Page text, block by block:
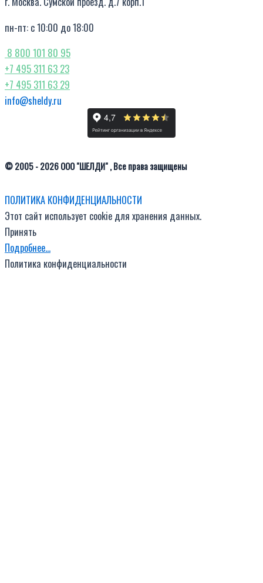
пн-пт: с 10:00 до 18:00
8 800 101 80 95
+7 495 311 63 23
+7 495 311 63 29
info@sheldy.ru
© 2005 - 2026 ООО "ШЕЛДИ" , Все права защищены
ПОЛИТИКА КОНФИДЕНЦИАЛЬНОСТИ
Этот сайт использует cookie для хранения данных.
Принять
Подробнее…
Политика конфиденциальности